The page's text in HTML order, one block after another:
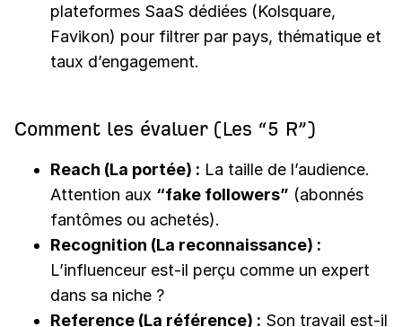
plateformes SaaS dédiées (Kolsquare,
Favikon) pour filtrer par pays, thématique et
taux d’engagement.
Comment les évaluer (Les “5 R”)
Reach (La portée) : La taille de l’audience.
Attention aux “fake followers” (abonnés
fantômes ou achetés).
Recognition (La reconnaissance) :
L’influenceur est-il perçu comme un expert
dans sa niche ?
Reference (La référence) : Son travail est-il